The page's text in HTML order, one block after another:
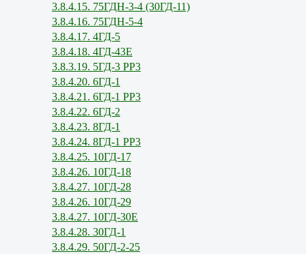
3.8.4.15. 75ГДН-3-4 (30ГД-11)
3.8.4.16. 75ГДН-5-4
3.8.4.17. 4ГД-5
3.8.4.18. 4ГД-43Е
3.8.3.19. 5ГД-3 РР3
3.8.4.20. 6ГД-1
3.8.4.21. 6ГД-1 РР3
3.8.4.22. 6ГД-2
3.8.4.23. 8ГД-1
3.8.4.24. 8ГД-1 РР3
3.8.4.25. 10ГД-17
3.8.4.26. 10ГД-18
3.8.4.27. 10ГД-28
3.8.4.26. 10ГД-29
3.8.4.27. 10ГД-30Е
3.8.4.28. 30ГД-1
3.8.4.29. 50ГД-2-25